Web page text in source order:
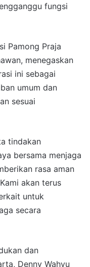
fungsi
Pamong Praja
menegaskan
ini sebagai
umum dan
sesuai
tindakan
bersama menjaga
rasa aman
akan terus
untuk
secara
dan
Denny Wahyu